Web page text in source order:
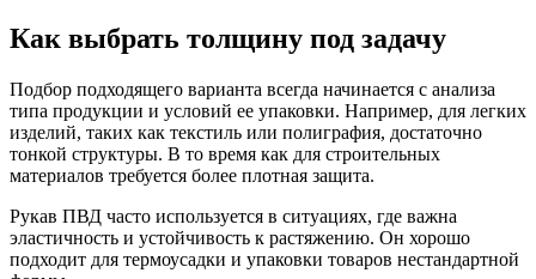
Как выбрать толщину под задачу
Подбор подходящего варианта всегда начинается с анализа
типа продукции и условий ее упаковки. Например, для легких
изделий, таких как текстиль или полиграфия, достаточно
тонкой структуры. В то время как для строительных
материалов требуется более плотная защита.
Рукав ПВД часто используется в ситуациях, где важна
эластичность и устойчивость к растяжению. Он хорошо
подходит для термоусадки и упаковки товаров нестандартной